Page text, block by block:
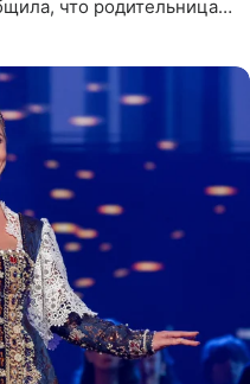
что родительница